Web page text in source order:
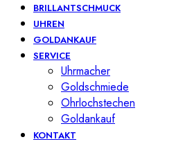
BRILLANTSCHMUCK
UHREN
GOLDANKAUF
SERVICE
Uhrmacher
Goldschmiede
Ohrlochstechen
Goldankauf
KONTAKT